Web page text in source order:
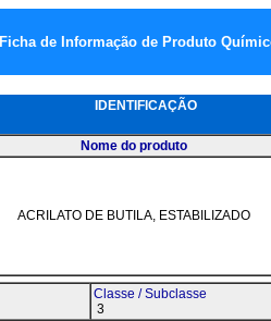
Ficha de Informação de Produto
IDENTIFICAÇÃO
Nome do produto
ACRILATO DE BUTILA, ESTABILIZADO
Classe / Subclasse
3